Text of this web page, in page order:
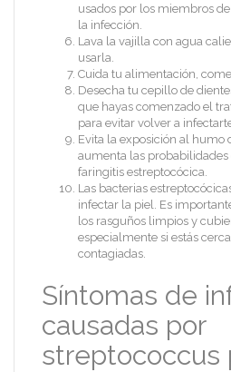
usados por los miembros
la infección.
Lava la vajilla con agua
usarla.
Cuida tu alimentación,
Desecha tu cepillo de
que hayas comenzado el
para evitar volver a
Evita la exposición al humo
aumenta las probabilidades
faringitis estreptocócica.
Las bacterias
infectar la piel. Es
los rasguños limpios y
especialmente si estás
contagiadas.
Síntomas de
causadas por
streptococcus